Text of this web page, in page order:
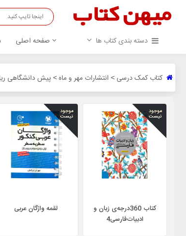
دسته بندی کتاب ها صفحه اصلی
کتاب کمک درسی > انتشارات مهر و ماه > پیش دانشگاهی
موجود
نیست
کتاب 360درجه‌ی زبان و
ادبیات‌فارسی4
موجود
نیست
لقمه واژگان عربی